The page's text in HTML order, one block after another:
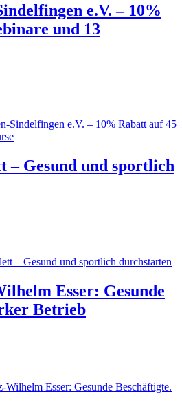
e.V. – 10%
und 13
Sindelfingen e.V. – 10% Rabatt auf 45
– Gesund und sportlich
– Gesund und sportlich durchstarten
Esser: Gesunde
Betrieb
Wilhelm Esser: Gesunde Beschäftigte.